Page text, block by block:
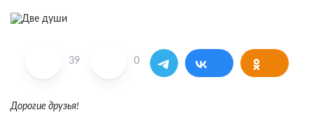
39 0
Дорогие друзья!